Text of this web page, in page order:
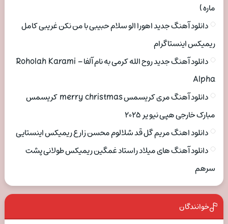
ماره )
دانلود آهنگ جدید اهورا الو سلام حبیبی با من نکن غریبی کامل
ریمیکس اینستاگرام
دانلود آهنگ جدید روح الله کرمی به نام آلفا Roholah Karami –
Alpha
دانلود آهنگ مری کریسمس merry christmas کریسمس
مبارک خارجی هپی نیو یر ۲۰۲۵
دانلود اهنگ مریم گل قد شلالوم محسن زارع ریمیکس اینستایی
دانلود آهنگ های میلاد راستاد غمگین ریمیکس طولانی پشت
سرهم
خوانندگان